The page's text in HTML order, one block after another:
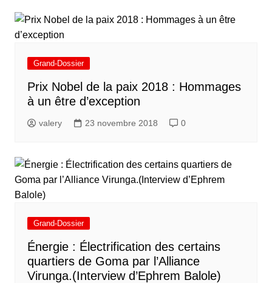
Grand-Dossier
Prix Nobel de la paix 2018 : Hommages
à un être d’exception
valery 23 novembre 2018 0
Grand-Dossier
Énergie : Électrification des certains
quartiers de Goma par l’Alliance
Virunga.(Interview d’Ephrem Balole)